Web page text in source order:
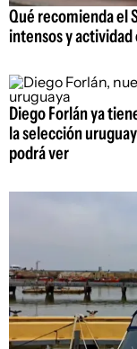
Qué recomienda el
intensos y
Diego Forlán ya
la selección
podrá ver